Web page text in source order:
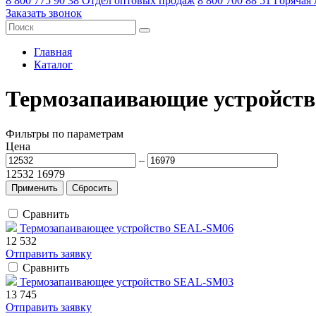
Заказать звонок
Главная
Каталог
Термозапаивающие
Фильтры по параметрам
Цена
–
12532 16979
Сравнить
Термозапаивающее устройство SEAL-SM06
12 532
Отправить заявку
Сравнить
Термозапаивающее устройство SEAL-SM03
13 745
Отправить заявку